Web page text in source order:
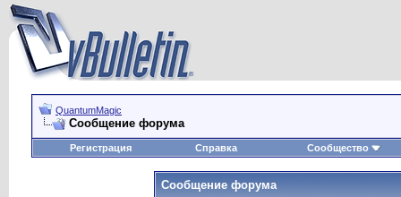
QuantumMagic
Сообщение форума
Регистрация Справка Сообщество
Сообщение форума